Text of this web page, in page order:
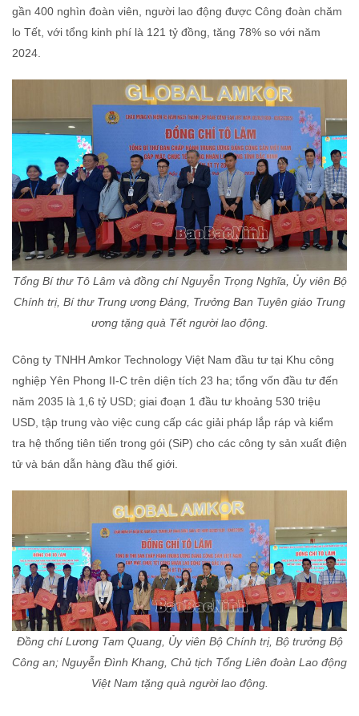
gần 400 nghìn đoàn viên, người lao động được Công đoàn chăm
lo Tết, với tổng kinh phí là 121 tỷ đồng, tăng 78% so với năm
2024.
Tổng Bí thư Tô Lâm và đồng chí Nguyễn Trọng Nghĩa, Ủy viên Bộ
Chính trị, Bí thư Trung ương Đảng, Trưởng Ban Tuyên giáo Trung
ương tặng quà Tết người lao động.
Công ty TNHH Amkor Technology Việt Nam đầu tư tại Khu công
nghiệp Yên Phong II-C trên diện tích 23 ha; tổng vốn đầu tư đến
năm 2035 là 1,6 tỷ USD; giai đoạn 1 đầu tư khoảng 530 triệu
USD, tập trung vào việc cung cấp các giải pháp lắp ráp và kiểm
tra hệ thống tiên tiến trong gói (SiP) cho các công ty sản xuất điện
tử và bán dẫn hàng đầu thế giới.
Đồng chí Lương Tam Quang, Ủy viên Bộ Chính trị, Bộ trưởng Bộ
Công an; Nguyễn Đình Khang, Chủ tịch Tổng Liên đoàn Lao động
Việt Nam tặng quà người lao động.